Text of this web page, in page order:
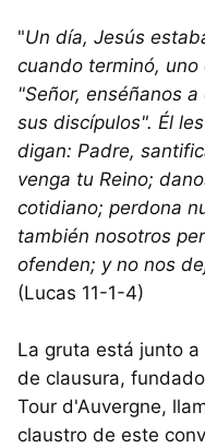
"Un día, Jesús
cuando terminó,
"Señor, enséñanos
sus discípulos". Él
digan: Padre,
venga tu Reino;
cotidiano; perdona
también nosotros
ofenden; y no nos
(Lucas 11-1-4)
La gruta está junto
de clausura,
Tour d'Auvergne,
claustro de este